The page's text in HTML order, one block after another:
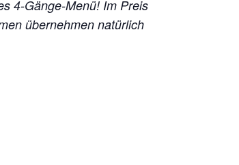
4-Gänge-Menü! Im Preis
übernehmen natürlich